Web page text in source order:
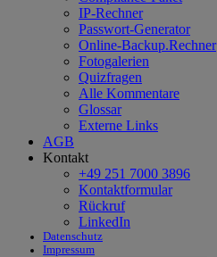
IP-Rechner
Passwort-Generator
Online-Backup.Rechner
Fotogalerien
Quizfragen
Alle Kommentare
Glossar
Externe Links
AGB
Kontakt
+49 251 7000 3896
Kontaktformular
Rückruf
LinkedIn
Datenschutz
Impressum